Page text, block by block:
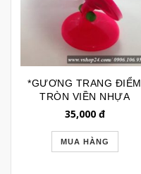
*GƯƠNG TRANG ĐIỂM
TRÒN VIỀN NHỰA
GTD153
35,000đ
MUA HÀNG